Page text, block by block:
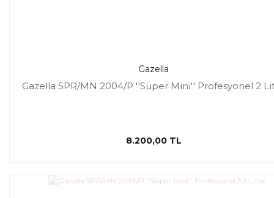
Gazella
Gazella SPR/MN 2004/P ''Süper Mini'' Profesyonel 2
8.200,00 TL